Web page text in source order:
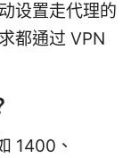
设置走代理的
都通过 VPN
1400、